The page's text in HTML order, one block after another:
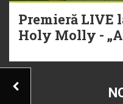
Premieră LIVE
Holy Molly -